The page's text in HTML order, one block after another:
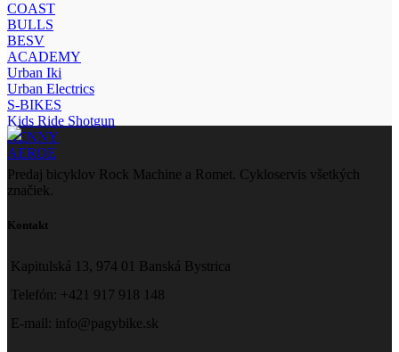
COAST
BULLS
BESV
ACADEMY
Urban Iki
Urban Electrics
S-BIKES
Kids Ride Shotgun
KENNY
AEROE
Predaj bicyklov Rock Machine a Romet. Cykloservis všetkých
značiek.
Kontakt
Kapitulská 13, 974 01 Banská Bystrica
Telefón: +421 917 918 148
E-mail: info@pagybike.sk